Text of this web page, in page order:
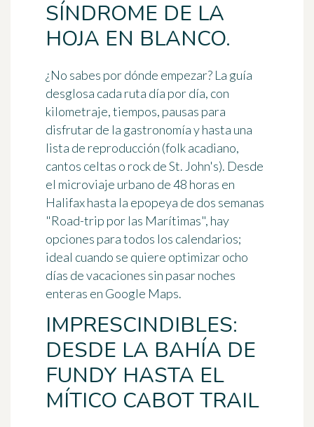
SÍNDROME DE LA
HOJA EN BLANCO.
¿No sabes por dónde empezar? La guía
desglosa cada ruta día por día, con
kilometraje, tiempos, pausas para
disfrutar de la gastronomía y hasta una
lista de reproducción (folk acadiano,
cantos celtas o rock de St. John's). Desde
el microviaje urbano de 48 horas en
Halifax hasta la epopeya de dos semanas
"Road-trip por las Marítimas", hay
opciones para todos los calendarios;
ideal cuando se quiere optimizar ocho
días de vacaciones sin pasar noches
enteras en Google Maps.
IMPRESCINDIBLES:
DESDE LA BAHÍA DE
FUNDY HASTA EL
MÍTICO CABOT TRAIL